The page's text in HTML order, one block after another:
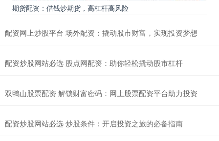
期货配资：借钱炒期货，高杠杆高风险
配资网上炒股平台 场外配资：撬动股市财富，实现投资梦想
配资炒股网站必选 股点网配资：助你轻松撬动股市杠杆
双鸭山股票配资 解锁财富密码：网上股票配资平台助力投资
配资炒股网站必选 炒股条件：开启投资之旅的必备指南